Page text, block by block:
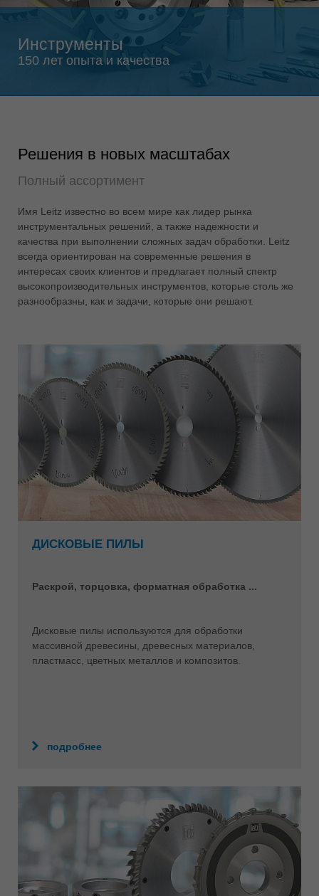
Singapore
Slovenija
slovenski
türkçe
USA
english
Việt Nam
tiếng việt
中国
Україна
yкраїнська
Инструменты
150 лет опыта и качества
Решения в новых масштабах
Полный ассортимент
Имя Leitz известно во всем мире как лидер рынка
инструментальных решений, а также надежности и
качества при выполнении сложных задач обработки. Leitz
всегда ориентирован на современные решения в
интересах своих клиентов и предлагает полный спектр
высокопроизводительных инструментов, которые столь же
разнообразны, как и задачи, которые они решают.
ДИСКОВЫЕ ПИЛЫ
Раскрой, торцовка, форматная обработка ...
Дисковые пилы используются для обработки
массивной древесины, древесных материалов,
пластмасс, цветных металлов и композитов.
подробнее